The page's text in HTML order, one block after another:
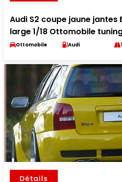
Audi S2 coupe jaune jantes
large 1/18 Ottomobile
Ottomobile Audi
Détails